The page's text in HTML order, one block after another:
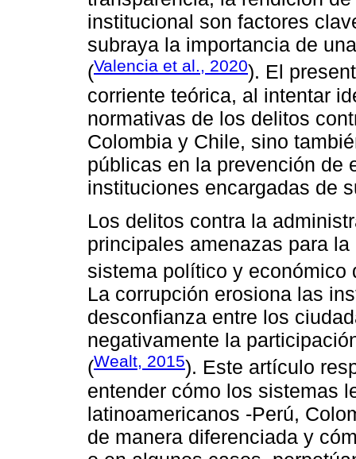
institucional son factores
subraya la importancia de
(Valencia et al., 2020). El
corriente teórica, al intentar
normativas de los delitos
Colombia y Chile, sino
públicas en la prevención de
instituciones encargadas de
Los delitos contra la
principales amenazas para
sistema político y económico
La corrupción erosiona las
desconfianza entre los
negativamente la
(Wealt, 2015). Este artículo
entender cómo los sistemas
latinoamericanos -Perú,
de manera diferenciada y